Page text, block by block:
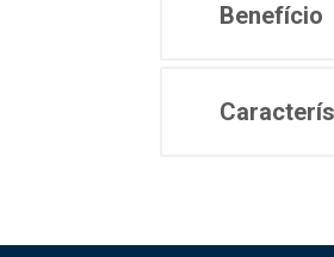
Benefício